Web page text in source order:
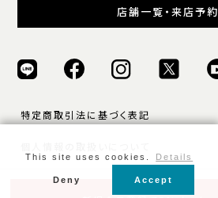
店舗一覧・来店予約
特定商取引法に基づく表記
ご利用規約
This site uses cookies. Details
Deny Accept